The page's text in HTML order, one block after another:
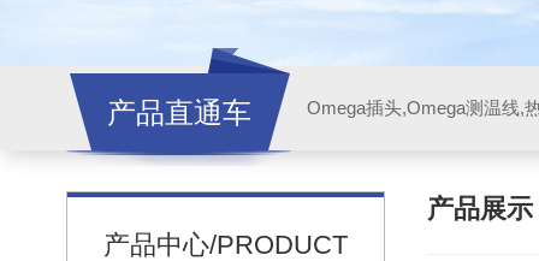
产品直通车
产品中心/PRODUCT
产品展示